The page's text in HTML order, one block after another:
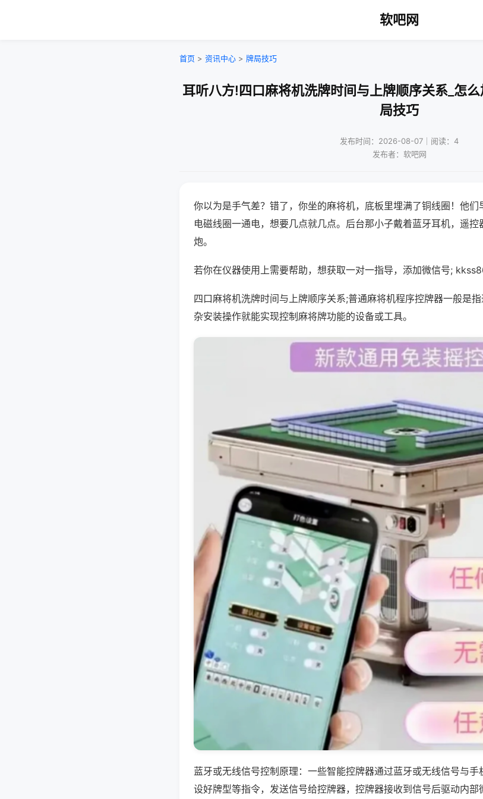
软吧网
首页 > 资讯中心 > 牌局技巧
耳听八方!四口麻将机洗牌时间与上牌顺序关系_怎
局技巧
发布时间：2026-08-07｜阅读：4
发布者：软吧网
你以为是手气差？错了，你坐的麻将机，底板里埋满了铜线圈！他
电磁线圈一通电，想要几点就几点。后台那小子戴着蓝牙耳机，遥
炮。
若你在仪器使用上需要帮助，想获取一对一指导，添加微信号;
四口麻将机洗牌时间与上牌顺序关系;普通麻将机程序控牌器一般是
杂安装操作就能实现控制麻将牌功能的设备或工具。
蓝牙或无线信号控制原理：一些智能控牌器通过蓝牙或无线信号与
设好牌型等指令，发送信号给控牌器，控牌器接收到信号后驱动内